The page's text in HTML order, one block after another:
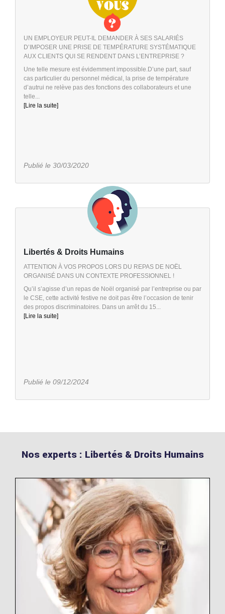
UN EMPLOYEUR PEUT-IL DEMANDER À SES SALARIÉS
D’IMPOSER UNE PRISE DE TEMPÉRATURE SYSTÉMATIQUE
AUX CLIENTS QUI SE RENDENT DANS L’ENTREPRISE ?
Une telle mesure est évidemment impossible.D’une part, sauf
cas particulier du personnel médical, la prise de température
d’autrui ne relève pas des fonctions des collaborateurs et une
telle...
[Lire la suite]
Publié le 30/03/2020
Libertés & Droits Humains
ATTENTION À VOS PROPOS LORS DU REPAS DE NOËL
ORGANISÉ DANS UN CONTEXTE PROFESSIONNEL !
Qu’il s’agisse d’un repas de Noël organisé par l’entreprise ou par
le CSE, cette activité festive ne doit pas être l’occasion de tenir
des propos discriminatoires. Dans un arrêt du 15...
[Lire la suite]
Publié le 09/12/2024
Nos experts : Libertés & Droits Humains